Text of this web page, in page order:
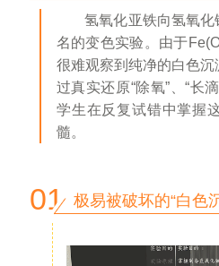
氢氧化亚铁向氢氧
名的变色实验。由于
很难观察到纯净的白色
过真实还原“除氧”、“长
学生在反复试错中掌握
髓。
01 极易被破坏的“白色